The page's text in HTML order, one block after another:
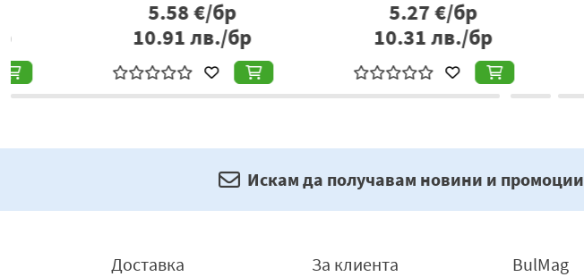
€/бр
лв./бр
€/бр
лв./бр
Искам да получавам новини и промоции
Доставка За клиента BulMag